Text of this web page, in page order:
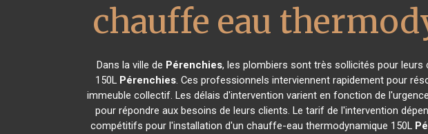
chauffe eau
Dans la ville de Pérenchies, les plombiers sont très sollicités pour
150L Pérenchies. Ces professionnels interviennent rapidement pour
immeuble collectif. Les délais d'intervention varient en fonction de
pour répondre aux besoins de leurs clients. Le tarif de l'intervention
compétitifs pour l'installation d'un chauffe-eau thermodynamique 150L